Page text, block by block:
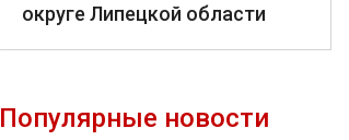
округе Липецкой области
Популярные новости